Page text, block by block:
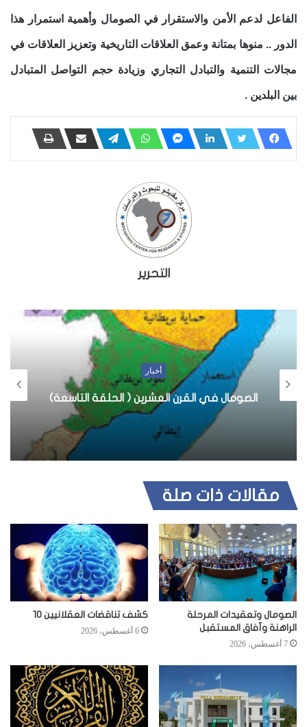
الفاعل لدعم الأمن والاستقرار في الصومال وأهمية استمرار هذا
الدور .. منوها بمتانة وعمق العلاقات التاريخية وتعزيز العلاقات في
مجالات التنمية والتبادل التجاري وزيادة حجم التواصل المتبادل
بين البلدين .
التحرير
أخبار
الصومال في القرن العشرين ( الحلقة التاسعة)
مقالات ذات صلة
الصومال وتعقيدات المرحلة
الراهنة وآفاق المستقبل
7 أغسطس، 2026
كشف تناقضات العقلانيين 10
6 أغسطس، 2026